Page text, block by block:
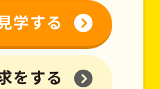
学する
をする